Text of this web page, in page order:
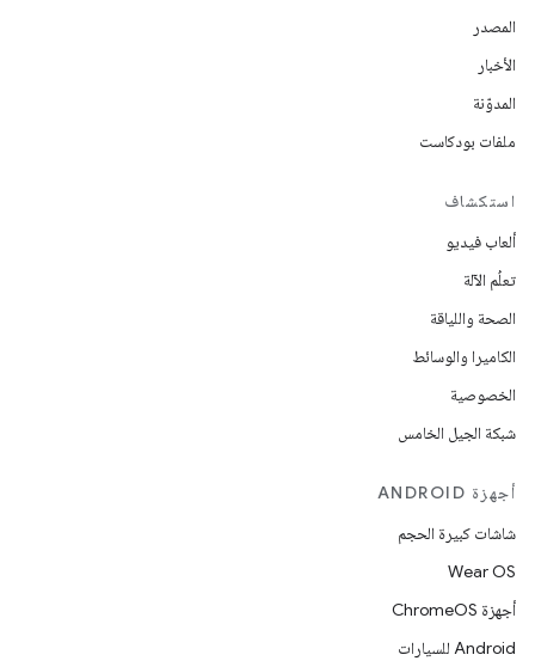
المصدر
الأخبار
المدوّنة
ملفات بودكاست
استكشاف
ألعاب فيديو
تعلُم الآلة
الصحة واللياقة
الكاميرا والوسائط
الخصوصية
شبكة الجيل الخامس
أجهزة ANDROID
شاشات كبيرة الحجم
Wear OS
أجهزة ChromeOS
Android للسيارات